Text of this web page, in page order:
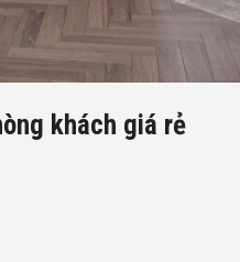
khách giá rẻ